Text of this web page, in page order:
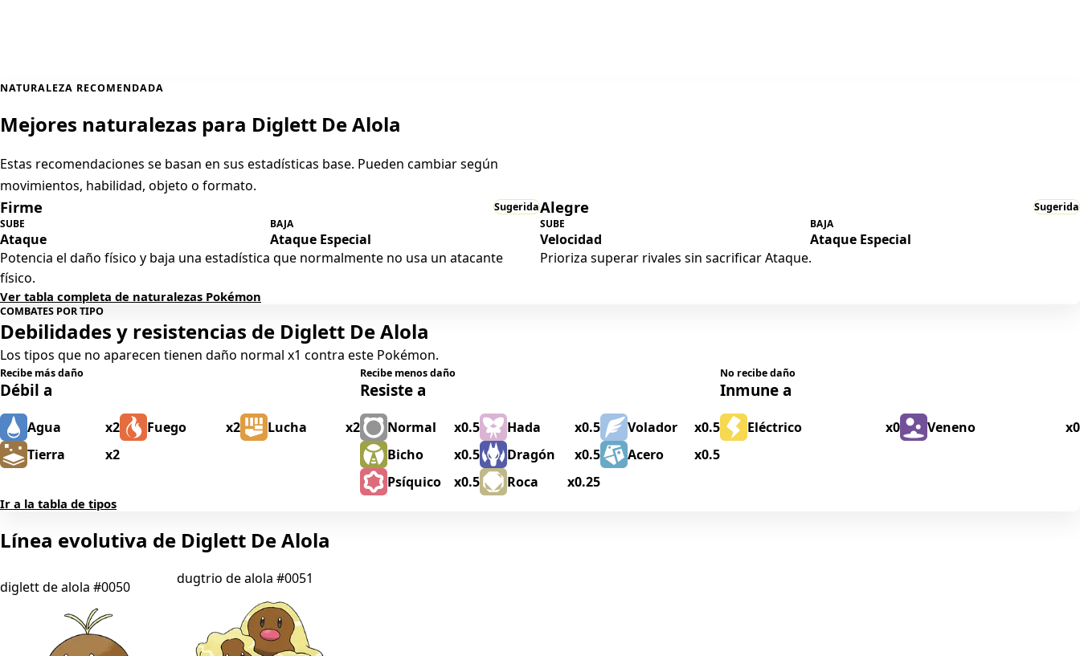
NATURALEZA RECOMENDADA
Mejores naturalezas para Diglett De Alola
Estas recomendaciones se basan en sus estadísticas base. Pueden cambiar según
movimientos, habilidad, objeto o formato.
Firme
Sugerida
SUBE
Ataque
BAJA
Ataque Especial
Potencia el daño físico y baja una estadística que normalmente no usa un atacante
físico.
Alegre
Sugerida
SUBE
Velocidad
BAJA
Ataque Especial
Prioriza superar rivales sin sacrificar Ataque.
Ver tabla completa de naturalezas Pokémon
COMBATES POR TIPO
Debilidades y resistencias de Diglett De Alola
Los tipos que no aparecen tienen daño normal x1 contra este Pokémon.
Recibe más daño
Débil a
Agua x2 Fuego x2 Lucha
x2
Tierra
x2
Recibe menos daño
Resiste a
Normal x0.5 Hada x0.5 Volador
x0.5
Bicho
x0.5 Dragón x0.5 Acero
x0.5
Psíquico
x0.5 Roca x0.25
No recibe daño
Inmune a
Eléctrico x0 Veneno x0
Ir a la tabla de tipos
Línea evolutiva de Diglett De Alola
diglett de alola #0050 dugtrio de alola #0051